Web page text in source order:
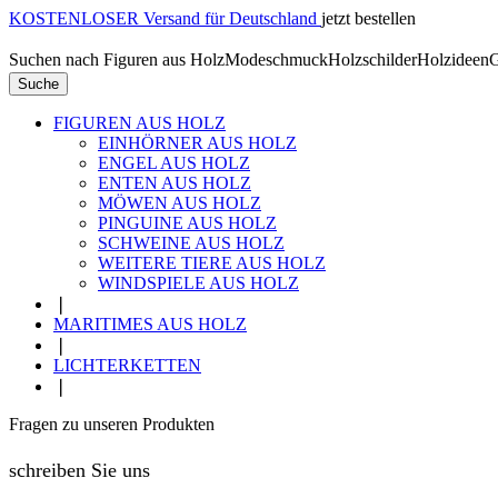
KOSTENLOSER Versand für Deutschland jetzt bestellen
Suchen nach Figuren aus HolzModeschmuckHolzschilderHolzideen
Suche
FIGUREN AUS HOLZ
EINHÖRNER AUS HOLZ
ENGEL AUS HOLZ
ENTEN AUS HOLZ
MÖWEN AUS HOLZ
PINGUINE AUS HOLZ
SCHWEINE AUS HOLZ
WEITERE TIERE AUS HOLZ
WINDSPIELE AUS HOLZ
MARITIMES AUS HOLZ
LICHTERKETTEN
Fragen zu unseren Produkten
schreiben Sie uns